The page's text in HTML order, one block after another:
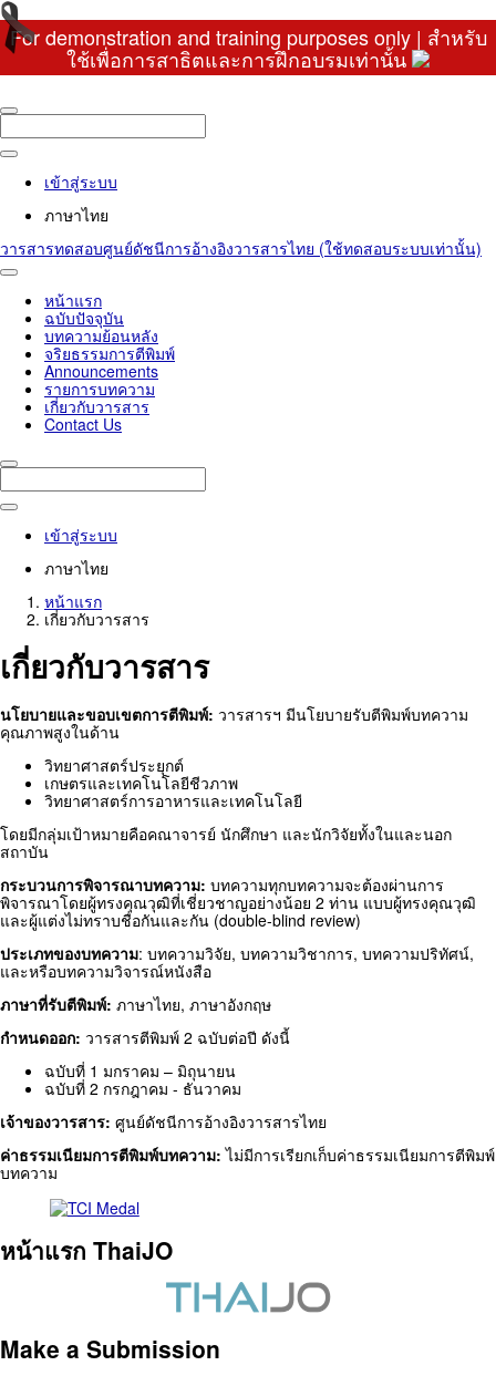
For demonstration and training purposes only | สำหรับ
ใช้เพื่อการสาธิตและการฝึกอบรมเท่านั้น
เข้าสู่ระบบ
ภาษาไทย
วารสารทดสอบศูนย์ดัชนีการอ้างอิงวารสารไทย (ใช้ทดสอบระบบเท่านั้น)
Toggle
navigation
หน้าแรก
ฉบับปัจจุบัน
บทความย้อนหลัง
จริยธรรมการตีพิมพ์
Announcements
รายการบทความ
เกี่ยวกับวารสาร
Contact Us
เข้าสู่ระบบ
ภาษาไทย
หน้าแรก
เกี่ยวกับวารสาร
เกี่ยวกับวารสาร
นโยบายและขอบเขตการตีพิมพ์: วารสารฯ มีนโยบายรับตีพิมพ์บทความ
คุณภาพสูงในด้าน
วิทยาศาสตร์ประยุกต์
เกษตรและเทคโนโลยีชีวภาพ
วิทยาศาสตร์การอาหารและเทคโนโลยี
โดยมีกลุ่มเป้าหมายคือคณาจารย์ นักศึกษา และนักวิจัยทั้งในและนอก
สถาบัน
กระบวนการพิจารณาบทความ: บทความทุกบทความจะต้องผ่านการ
พิจารณาโดยผู้ทรงคุณวุฒิที่เชี่ยวชาญอย่างน้อย 2 ท่าน แบบผู้ทรงคุณวุฒิ
และผู้แต่งไม่ทราบชื่อกันและกัน (double-blind review)
ประเภทของบทความ: บทความวิจัย, บทความวิชาการ, บทความปริทัศน์,
และหรือบทความวิจารณ์หนังสือ
ภาษาที่รับตีพิมพ์: ภาษาไทย, ภาษาอังกฤษ
กำหนดออก: วารสารตีพิมพ์ 2 ฉบับต่อปี ดังนี้
ฉบับที่ 1 มกราคม – มิถุนายน
ฉบับที่ 2 กรกฎาคม - ธันวาคม
เจ้าของวารสาร: ศูนย์ดัชนีการอ้างอิงวารสารไทย
ค่าธรรมเนียมการตีพิมพ์บทความ: ไม่มีการเรียกเก็บค่าธรรมเนียมการตีพิมพ์
บทความ
หน้าแรก ThaiJO
Make a Submission